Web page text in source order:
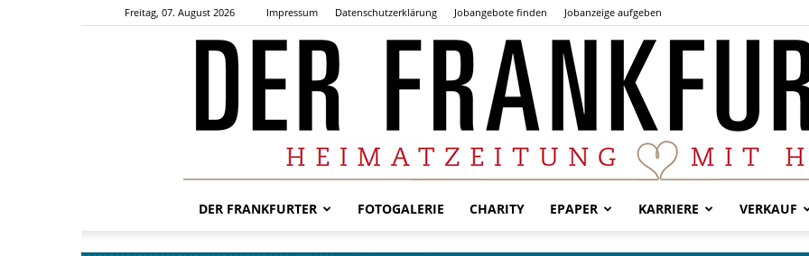
Freitag, 07. August 2026 Impressum Datenschutzerklärung Jobangebote finden Jobanzeige aufgeben
DER FRANKFURTER FOTOGALERIE CHARITY EPAPER KARRIERE VERKAUF